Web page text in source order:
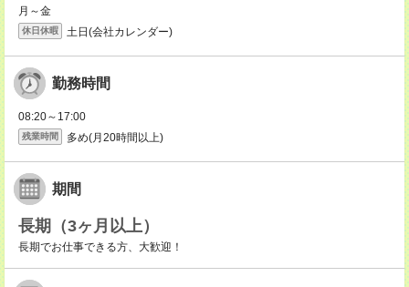
月～金
休日休暇 土日(会社カレンダー)
勤務時間
08:20～17:00
残業時間 多め(月20時間以上)
期間
長期（3ヶ月以上）
長期でお仕事できる方、大歓迎！